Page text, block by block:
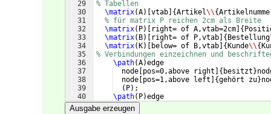
29
30
31
32
33
34
35
36
37
38
39
40
41
% Tabellen
\matrix(A) vtab {Artikel\\{
% für matrix P reichen 2cm als Breite
\matrix( P) right= of A,vtab=2cm {
\matrix( B) right= of P,vtab { Bestellung
\matrix( K) below= of B,vtab { Kunde\\{
% Verbindungen einzeichnen und
\path(A)edge
  node
pos=0,above right { besitzt }
  node
pos=1,above left {gehört zu}
( P) ;
\path( P)edge
  node
[
Ausgabe erzeugen